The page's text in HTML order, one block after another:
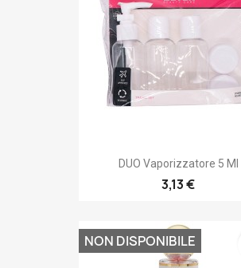
DUO Vaporizzatore 5 Ml
3,13 €
NON DISPONIBILE